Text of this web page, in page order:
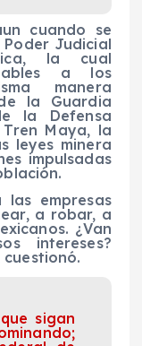
cuando se
Judicial
la cual
a los
manera
la Guardia
la Defensa
Maya, la
leyes minera
impulsadas
las empresas
a robar, a
¿Van
intereses?
sigan